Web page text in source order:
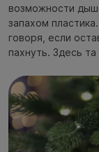
возможности
запахом
говоря, если
пахнуть. Здесь